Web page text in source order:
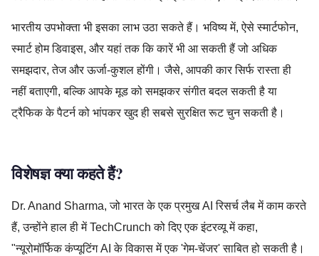
भारतीय उपभोक्ता भी इसका लाभ उठा सकते हैं। भविष्य में, ऐसे स्मार्टफोन,
स्मार्ट होम डिवाइस, और यहां तक ​​कि कारें भी आ सकती हैं जो अधिक
समझदार, तेज और ऊर्जा-कुशल होंगी। जैसे, आपकी कार सिर्फ रास्ता ही
नहीं बताएगी, बल्कि आपके मूड को समझकर संगीत बदल सकती है या
ट्रैफिक के पैटर्न को भांपकर खुद ही सबसे सुरक्षित रूट चुन सकती है।
विशेषज्ञ क्या कहते हैं?
Dr. Anand Sharma, जो भारत के एक प्रमुख AI रिसर्च लैब में काम करते
हैं, उन्होंने हाल ही में TechCrunch को दिए एक इंटरव्यू में कहा,
"न्यूरोमॉर्फिक कंप्यूटिंग AI के विकास में एक 'गेम-चेंजर' साबित हो सकती है।